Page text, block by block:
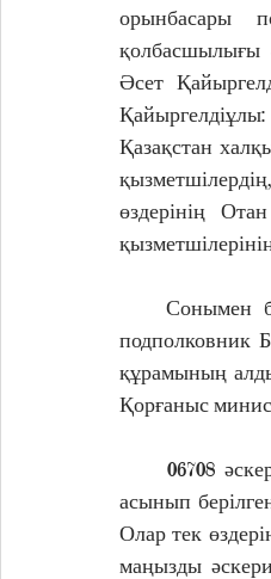
орынбасары
қолбасшылығы
Әсет
Қазақстан
өздерінің
    Сонымен бірге, 06708 әскери бөлімінің командирі, Приозерск гарнизонының бастығы
подполковник
құрамының
Қорғаныс
асынып
Олар тек
маңызды